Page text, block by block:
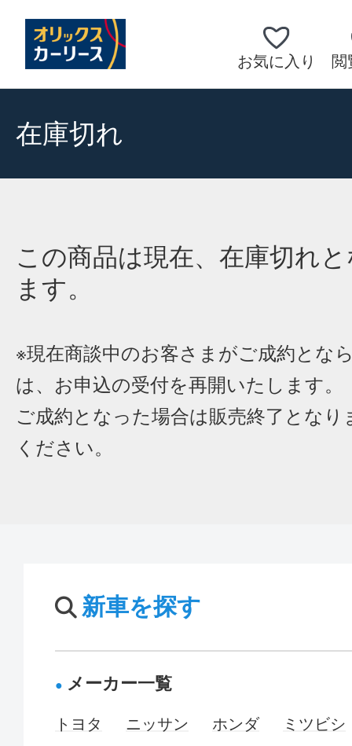
お気に入り 閲
在庫切れ
この商品は現在、在庫切れ
ます。
※現在商談中のお客さまがご成約とな
は、お申込の受付を再開いたします。
ご成約となった場合は販売終了となり
ください。
新車を探す
メーカー一覧
トヨタ ニッサン ホンダ
ミツビシ